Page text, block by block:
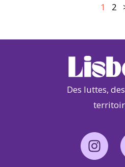
Page
1 2
Des luttes,